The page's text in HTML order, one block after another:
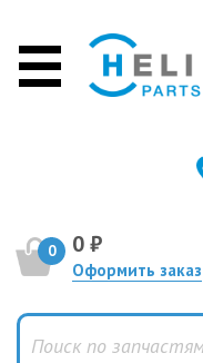
0 0 ₽
Оформить заказ